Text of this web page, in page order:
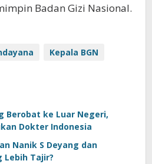
Badan Gizi Nasional.
Kepala BGN
Berobat ke Luar Negeri,
Dokter Indonesia
Nanik S Deyang dan
Lebih Tajir?